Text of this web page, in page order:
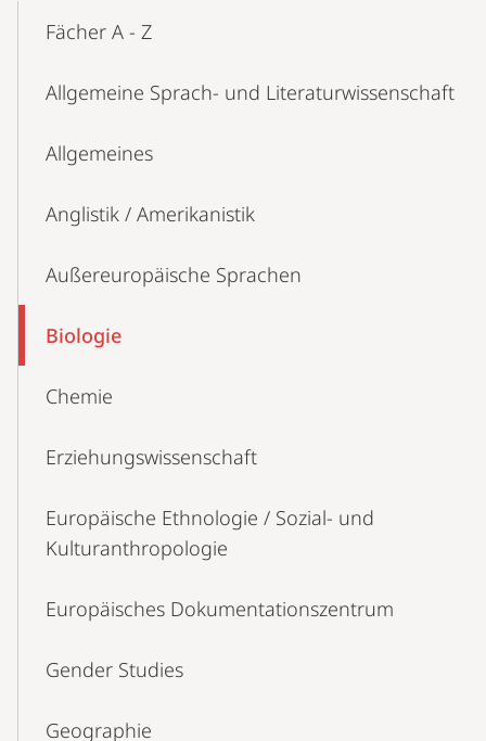
NavigationFächer A - Z
Allgemeine Sprach- und Literaturwissenschaft
Allgemeines
Anglistik / Amerikanistik
Außereuropäische Sprachen
Biologie
Chemie
Erziehungswissenschaft
Europäische Ethnologie / Sozial- und
Kulturanthropologie
Europäisches Dokumentationszentrum
Gender Studies
Geographie